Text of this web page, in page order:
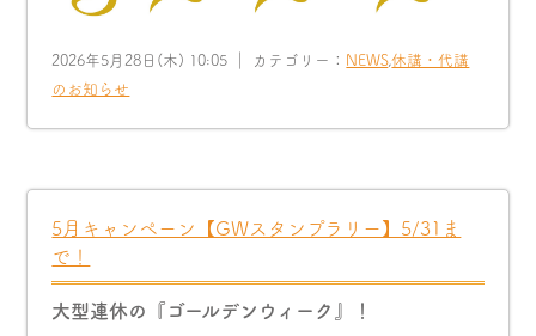
2026年5月28日(木) 10:05 ｜ カテゴリー： NEWS,休講・代講
のお知らせ
5月キャンペーン【GWスタンプラリー】5/31ま
で！
大型連休の『ゴールデンウィーク』！